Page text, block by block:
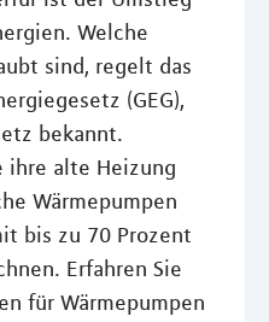
Welche
sind, regelt das
(GEG),
bekannt.
ihre alte Heizung
Wärmepumpen
bis zu 70 Prozent
Erfahren Sie
für Wärmepumpen